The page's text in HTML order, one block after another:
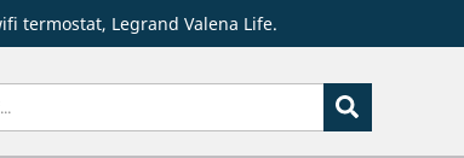
termostat, Legrand Valena Life.